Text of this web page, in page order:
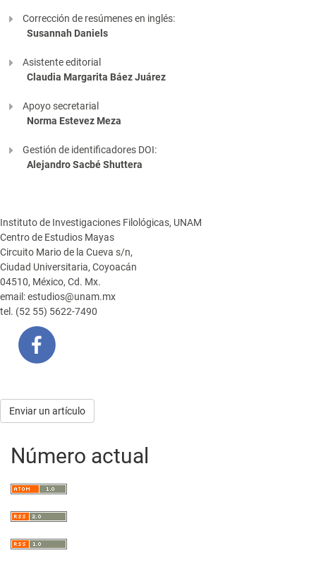
Corrección de resúmenes en inglés:
Susannah Daniels
Asistente editorial
Claudia Margarita Báez Juárez
Apoyo secretarial
Norma Estevez Meza
Gestión de identificadores DOI:
Alejandro Sacbé Shuttera
Instituto de Investigaciones Filológicas, UNAM
Centro de Estudios Mayas
Circuito Mario de la Cueva s/n,
Ciudad Universitaria, Coyoacán
04510, México, Cd. Mx.
email: estudios@unam.mx
tel. (52 55) 5622-7490
Enviar
artículo
Enviar un artículo
Número actual